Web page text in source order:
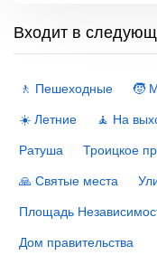
Входит в
🚶 Пешеходные 🧒
☀️ Летние
🧘 На
Ратуша
Троицкое
🙏 Святые места
Площадь
Дом правительства